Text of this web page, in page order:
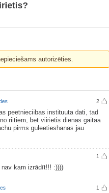
autorizēties.
2
peetnieciibas instituuta dati, tad
riitiem, bet viirietis dienas gaitaa
pirms guleetieshanas jau
1
kam izrādīt!!! :))))
1